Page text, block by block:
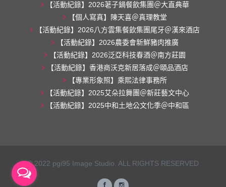
【活動紀錄】2026荖子鍋餐飲集團＠大直典華
【個人寫真】陳天喜＠真理教堂
【活動紀錄】2026八方雲集餐飲集團尾牙＠漢來酒店
【活動紀錄】2026農委會新鮮豬肉推廣
【活動紀錄】2026泛亞科技春酒＠南方莊園
【活動紀錄】香港商沃克新居落成＠頤品酒店
【專業形象照】乘熙法律事務所
【活動紀錄】2025艾朵拉舞團＠新莊藝文中心
【活動紀錄】2025中和土地公文化季＠中和區
© 2022 pgi95 Image Studio. ALL RIGHTS RESERVED